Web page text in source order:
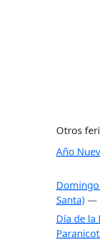
Otros
Año
Santa)—
Día de la